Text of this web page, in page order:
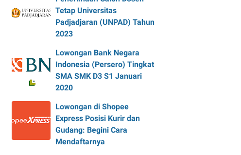
Tetap Universitas
Padjadjaran (UNPAD) Tahun
2023
Lowongan Bank Negara
Indonesia (Persero) Tingkat
SMA SMK D3 S1 Januari
2020
Lowongan di Shopee
Express Posisi Kurir dan
Gudang: Begini Cara
Mendaftarnya